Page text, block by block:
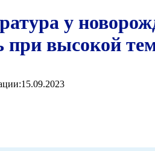
у
при высокой
15.09.2023